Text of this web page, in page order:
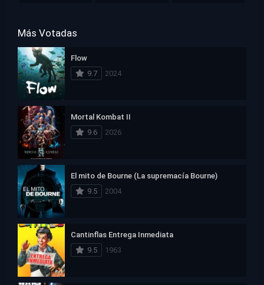
Más Votadas
Flow
9.7
2024
Mortal Kombat II
9.6
2026
El mito de Bourne (La supremacía Bourne)
9.5
2004
Cantinflas Entrega Inmediata
9.5
1963